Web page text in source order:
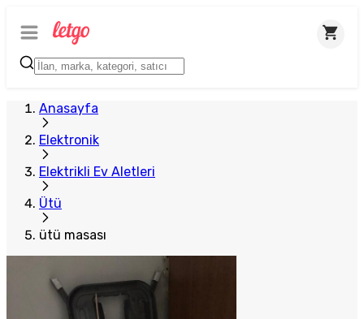
Anasayfa
Elektronik
Elektrikli Ev Aletleri
Ütü
ütü masası